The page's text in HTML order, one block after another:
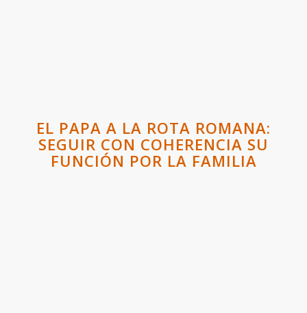
EL PAPA A LA ROTA ROMANA:
SEGUIR CON COHERENCIA SU
FUNCIÓN POR LA FAMILIA